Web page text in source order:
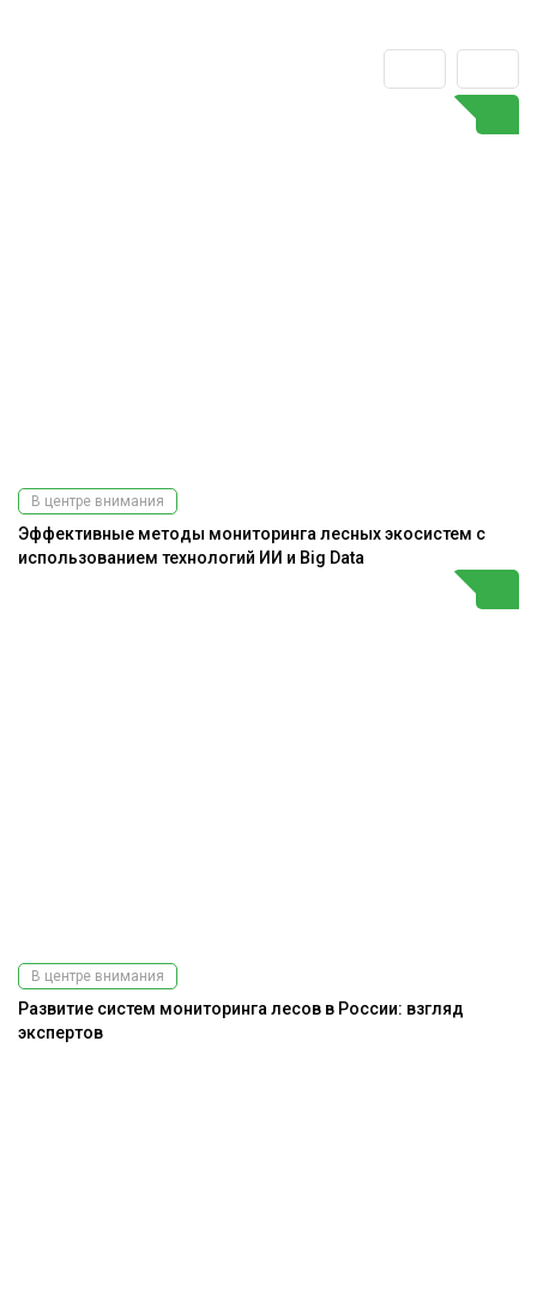
В центре внимания
Эффективные методы мониторинга лесных экосистем с
использованием технологий ИИ и Big Data
В центре внимания
Развитие систем мониторинга лесов в России: взгляд
экспертов